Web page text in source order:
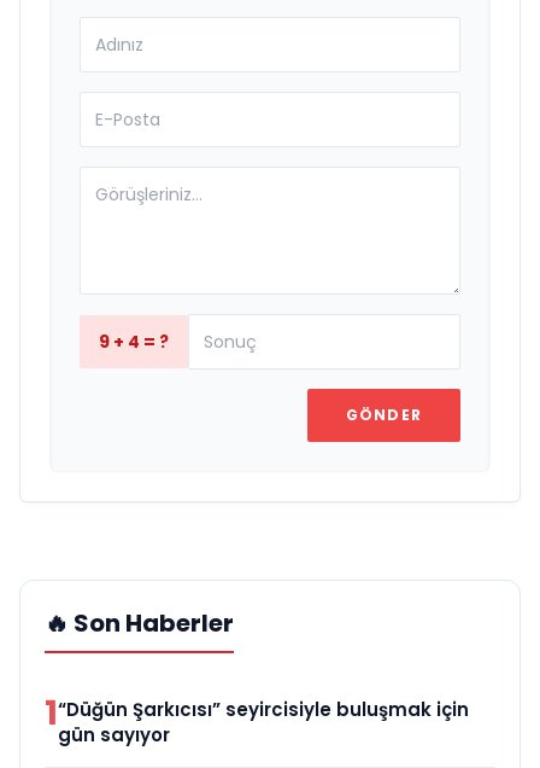
9 + 4 = ?
GÖNDER
🔥 Son Haberler
1“Düğün Şarkıcısı” seyircisiyle buluşmak için
gün sayıyor